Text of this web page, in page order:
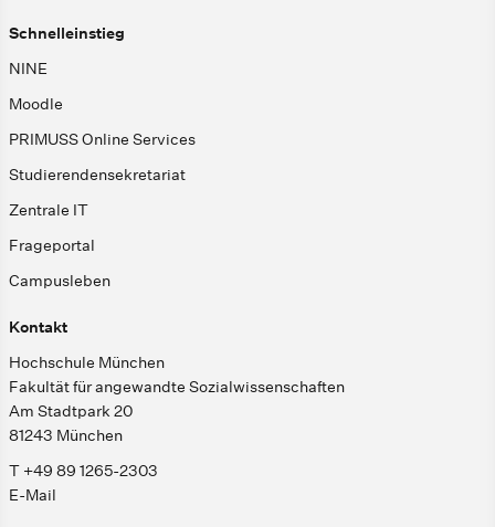
Schnelleinstieg
NINE
Moodle
PRIMUSS Online Services
Studierendensekretariat
Zentrale IT
Frageportal
Campusleben
Kontakt
Hochschule München
Fakultät für angewandte Sozialwissenschaften
Am Stadtpark 20
81243 München
T +49 89 1265-2303
E-Mail